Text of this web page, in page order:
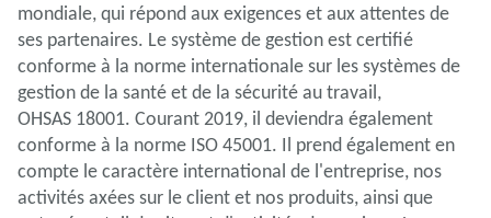
mondiale, qui répond aux exigences et aux attentes de
ses partenaires. Le système de gestion est certifié
conforme à la norme internationale sur les systèmes de
gestion de la santé et de la sécurité au travail,
OHSAS 18001. Courant 2019, il deviendra également
conforme à la norme ISO 45001. Il prend également en
compte le caractère international de l'entreprise, nos
activités axées sur le client et nos produits, ainsi que